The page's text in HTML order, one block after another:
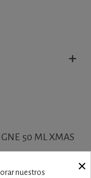
50 ML XMAS
×
nuestros